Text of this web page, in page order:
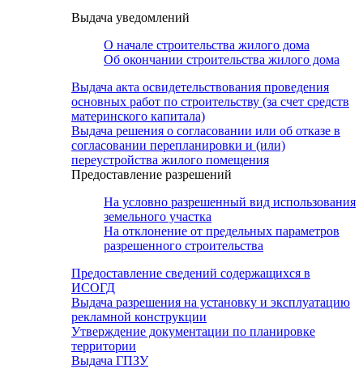
Выдача уведомлений
О начале строительства жилого дома
Об окончании строительства жилого дома
Выдача акта освидетельствования проведения
основных работ по строительству (за счет средств
материнского капитала)
Выдача решения о согласовании или об отказе в
согласовании перепланировки и (или)
переустройства жилого помещения
Предоставление разрешений
На условно разрешенный вид использования
земельного участка
На отклонение от предельных параметров
разрешенного строительства
Предоставление сведений содержащихся в
ИСОГД
Выдача разрешения на установку и эксплуатацию
рекламной конструкции
Утверждение документации по планировке
территории
Выдача ГПЗУ